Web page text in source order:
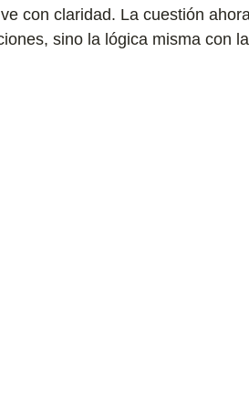
con claridad. La cuestión
sino la lógica misma con